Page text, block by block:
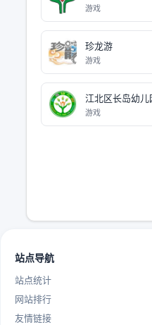
游戏
珍龙游
游戏
江北区长岛幼儿
游戏
站点导航
站点统计
网站排行
友情链接